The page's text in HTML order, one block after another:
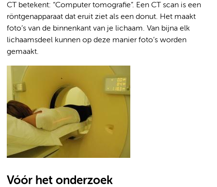
CT betekent: “Computer tomografie”. Een CT scan is een
röntgenapparaat dat eruit ziet als een donut. Het maakt
foto’s van de binnenkant van je lichaam. Van bijna elk
lichaamsdeel kunnen op deze manier foto’s worden
gemaakt.
Vóór het onderzoek